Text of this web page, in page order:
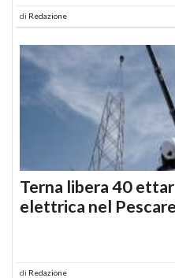
di Redazione
Terna libera 40
elettrica nel
di Redazione